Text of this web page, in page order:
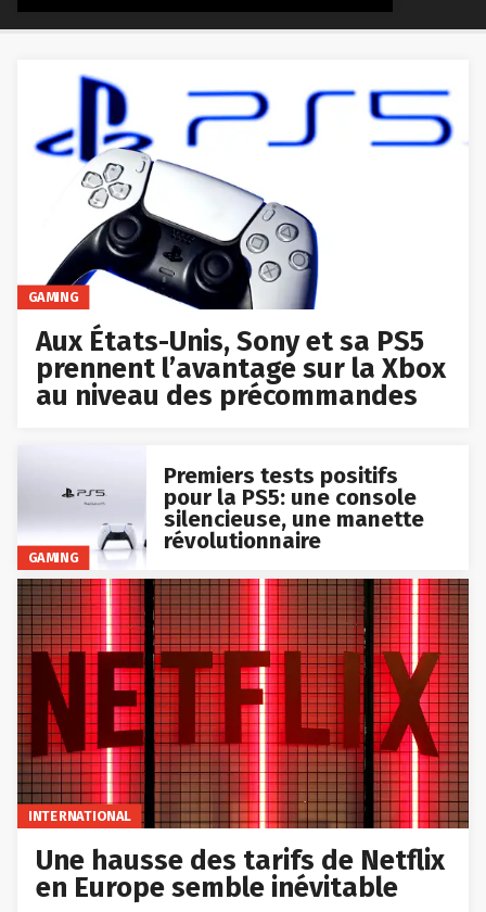
GAMING
Aux États-Unis, Sony et sa PS5
prennent l’avantage sur la Xbox
au niveau des précommandes
GAMING
Premiers tests positifs
pour la PS5: une console
silencieuse, une manette
révolutionnaire
INTERNATIONAL
Une hausse des tarifs de Netflix
en Europe semble inévitable